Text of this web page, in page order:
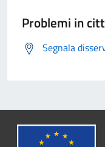
Problemi in
Segnala